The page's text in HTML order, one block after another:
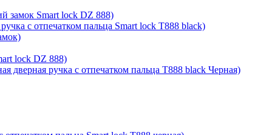
замок Smart lock DZ 888)
с отпечатком пальца Smart lock T888 black)
lock DZ 888)
дверная ручка с отпечатком пальца T888 black Черная)